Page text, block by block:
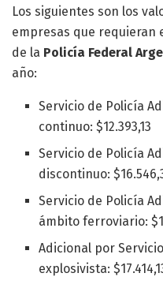
Los siguientes son los
empresas que requieran
de la Policía Federal
año:
Servicio de Policía
continuo: $12.393,13
Servicio de Policía
discontinuo:
Servicio de Policía
ámbito ferroviario:
Adicional por
explosivista: